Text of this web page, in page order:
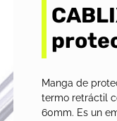
Manga de
termo retráctil
60mm. Es un